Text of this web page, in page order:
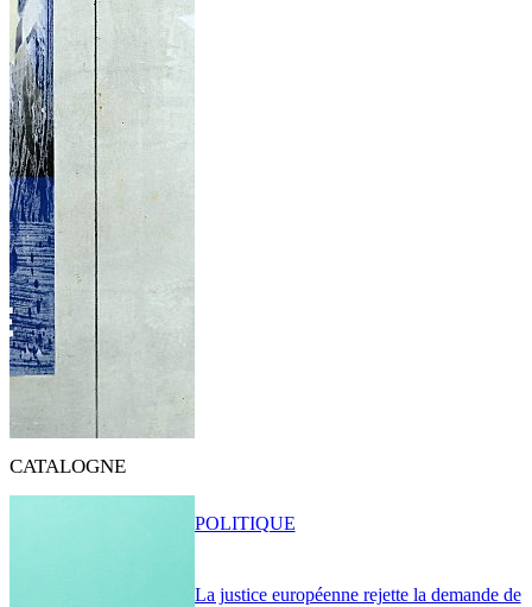
CATALOGNE
La justice européenne rejette la demande de
POLITIQUE